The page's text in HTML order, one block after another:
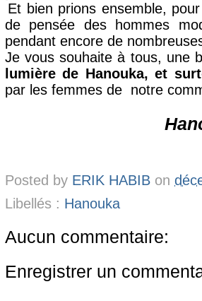
Et bien prions ensemble,
de pensée des hommes
pendant encore de
Je vous souhaite à tous, une
lumière de Hanouka, et
par les femmes de notre
Posted by ERIK HABIB on
Libellés : Hanouka
Aucun commentaire:
Enregistrer un